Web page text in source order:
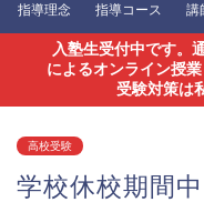
指導理念 指導コース 講
入塾生受付中です。
によるオンライン授
受験対策は
高校受験
学校休校期間